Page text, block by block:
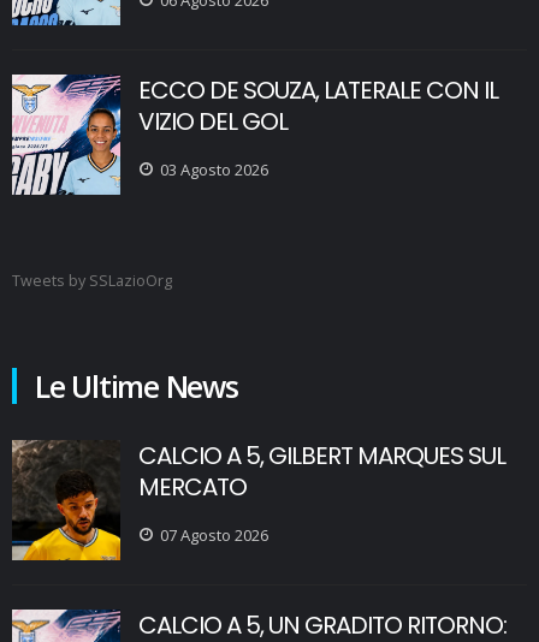
ECCO DE SOUZA, LATERALE CON IL
VIZIO DEL GOL
03 Agosto 2026
Tweets by SSLazioOrg
Le Ultime News
CALCIO A 5, GILBERT MARQUES SUL
MERCATO
07 Agosto 2026
CALCIO A 5, UN GRADITO RITORNO: